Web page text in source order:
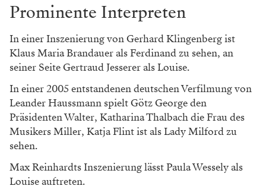
Prominente Interpreten
In einer Inszenierung von Gerhard Klingenberg ist
Klaus Maria Brandauer als Ferdinand zu sehen, an
seiner Seite Gertraud Jesserer als Louise.
In einer 2005 entstandenen deutschen Verfilmung von
Leander Haussmann spielt Götz George den
Präsidenten Walter, Katharina Thalbach die Frau des
Musikers Miller, Katja Flint ist als Lady Milford zu
sehen.
Max Reinhardts Inszenierung lässt Paula Wessely als
Louise auftreten.